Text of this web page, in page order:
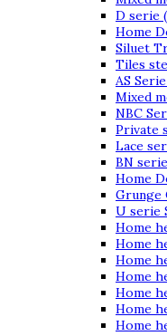
D serie
Home
Siluet
Tiles
AS
Mixed
NBC
Private
Lace
BN
Home
Grunge
U serie
Home
Home
Home
Home
Home
Home
Home